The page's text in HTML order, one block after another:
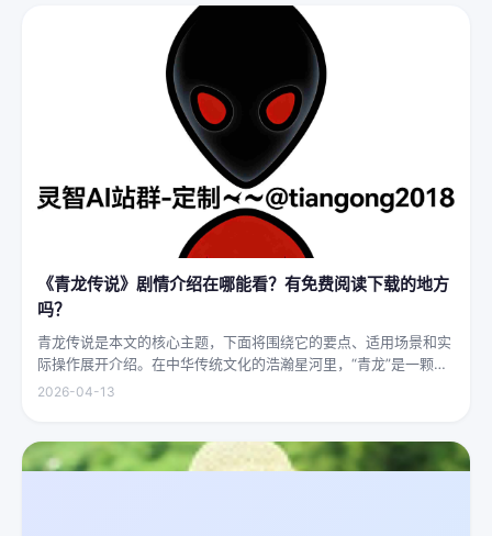
《青龙传说》剧情介绍在哪能看？有免费阅读下载的地方
吗？
青龙传说是本文的核心主题，下面将围绕它的要点、适用场景和实
际操作展开介绍。在中华传统文化的浩瀚星河里，“青龙”是一颗璀
璨夺目的明珠，它与白虎、朱雀、玄武并称“四灵”，雄踞东方，是
2026-04-13